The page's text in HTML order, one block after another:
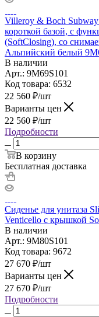
Villeroy & Boch
короткой базой, с
(SoftClosing), со
Альпийский белый
В наличии
Арт.: 9M69S101
Код товара: 6532
22 560 ₽/шт
Варианты цен
22 560 ₽/шт
Подробности
В корзину
Бесплатная доставка
Сиденье для унитаза
Venticello с крышкой
В наличии
Арт.: 9M80S101
Код товара: 9672
27 670 ₽/шт
Варианты цен
27 670 ₽/шт
Подробности